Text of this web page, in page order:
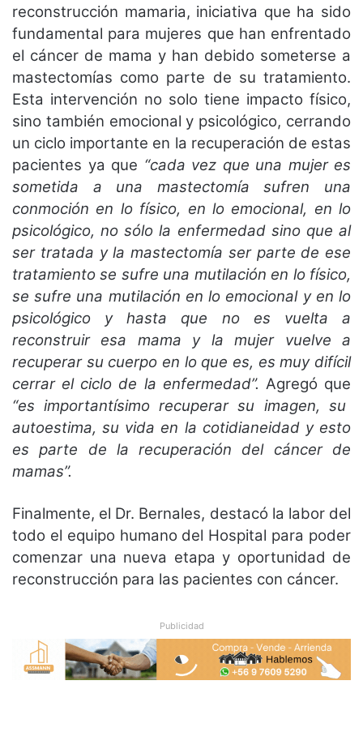
reconstrucción mamaria, iniciativa que ha sido
fundamental para mujeres que han enfrentado
el cáncer de mama y han debido someterse a
mastectomías como parte de su tratamiento.
Esta intervención no solo tiene impacto físico,
sino también emocional y psicológico, cerrando
un ciclo importante en la recuperación de estas
pacientes ya que “cada vez que una mujer es
sometida a una mastectomía sufren una
conmoción en lo físico, en lo emocional, en lo
psicológico, no sólo la enfermedad sino que al
ser tratada y la mastectomía ser parte de ese
tratamiento se sufre una mutilación en lo físico,
se sufre una mutilación en lo emocional y en lo
psicológico y hasta que no es vuelta a
reconstruir esa mama y la mujer vuelve a
recuperar su cuerpo en lo que es, es muy difícil
cerrar el ciclo de la enfermedad”. Agregó que
“es importantísimo recuperar su imagen, su
autoestima, su vida en la cotidianeidad y esto
es parte de la recuperación del cáncer de
mamas”.
Finalmente, el Dr. Bernales, destacó la labor del
todo el equipo humano del Hospital para poder
comenzar una nueva etapa y oportunidad de
reconstrucción para las pacientes con cáncer.
Publicidad